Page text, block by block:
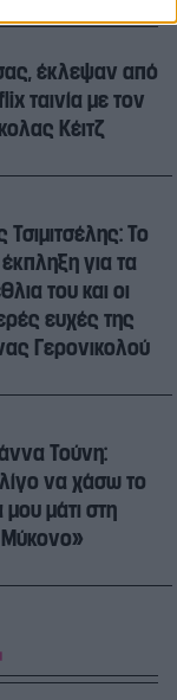
έκλεψαν από
ταινία με τον
Κέιτζ
Τσιμιτσέλης: Το
για τα
του και οι
ευχές της
Γερονικολού
Τούνη:
να χάσω το
μάτι στη
Μύκονο»